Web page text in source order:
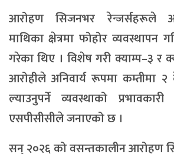
आरोहण सिजनभर रेन्जर्सहरूले
माथिका क्षेत्रमा फोहोर व्यवस्थापन
गरेका थिए । विशेष गरी क्याम्प–३ र
आरोहीले अनिवार्य रूपमा कम्तीमा २
ल्याउनुपर्ने व्यवस्थाको
एसपीसीसीले जनाएको छ ।
सन् २०२६ को वसन्तकालीन आरोहण